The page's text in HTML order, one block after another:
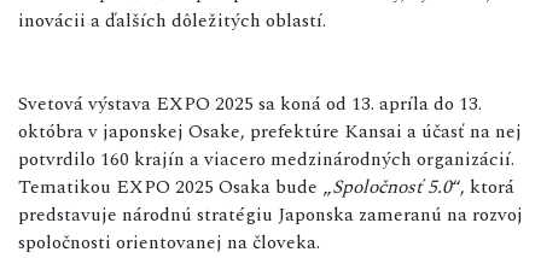
inovácii a ďalších dôležitých oblastí.
Svetová výstava EXPO 2025 sa koná od 13. apríla do 13.
októbra v japonskej Osake, prefektúre Kansai a účasť na nej
potvrdilo 160 krajín a viacero medzinárodných organizácií.
Tematikou EXPO 2025 Osaka bude „Spoločnosť 5.0“, ktorá
predstavuje národnú stratégiu Japonska zameranú na rozvoj
spoločnosti orientovanej na človeka.